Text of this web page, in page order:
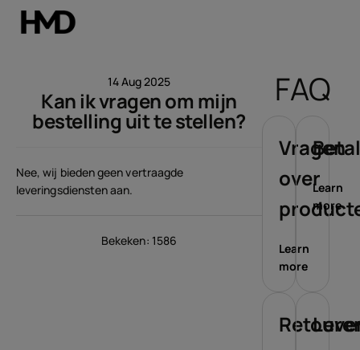
Smartphones
Accessoires
Aanbiedingen
14 Aug 2025
Kan ik vragen om mijn
bestelling uit te stellen?
Nee, wij bieden geen vertraagde
leveringsdiensten aan.
Bekeken: 1586
FAQ
Vragen
over
Learn
more
Learn
more